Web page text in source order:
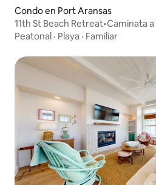
Condo en Port Aransas
11th St Beach Retreat•Caminata
de golf
Peatonal · Playa · Familiar